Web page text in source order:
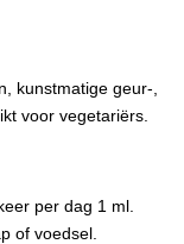
kunstmatige geur-,
voor vegetariërs.
per dag 1 ml.
of voedsel.